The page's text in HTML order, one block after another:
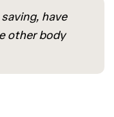
have
other body